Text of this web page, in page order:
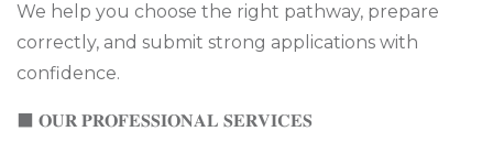
We help you choose the right pathway, prepare
correctly, and submit strong applications with
confidence.
⬛ 𝐎𝐔𝐑 𝐏𝐑𝐎𝐅𝐄𝐒𝐒𝐈𝐎𝐍𝐀𝐋 𝐒𝐄𝐑𝐕𝐈𝐂𝐄𝐒